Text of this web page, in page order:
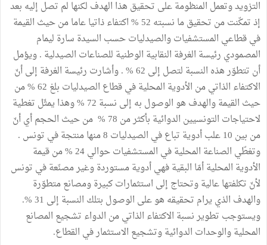
التزويد وتعمل المنظومة على تحقيق هذا الهدف لكنها لم تصل إليه بعد
إذ تمكّنت من تحقيق ما نسبته 52 % اكتفاء ذاتيا عاما من حيث القيمة
في قطاعي المستشفيات والصيدليات حسب السيدة سارة ليمام
المصمودي رئيسة الغرفة النقابية الوطنية للصناعات الصيدلية . ويؤمل
أن تتطوّر هذه النسبة لتصل إلى 62 % . وأشارت رئيسة الغرفة إلى أنّ
الاكتفاء الذاتي من الأدوية المحلية في قطاع الصيدليات بلغ 62 % من
حيث القيمة والهدف هو الوصول به إلى نسبة 72 % وهذا يمثّل تغطية
لاحتياجات التونسيين الدوائية بأكثر من 78 % من حيث الحجم أي أنّ
من بين 10 علب أدوية تباع في الصيدليات 8 منها منتجة في تونس .
وتغطّي الصناعة المحلية في المستشفيات حوالي 24 % من قيمة
الأدوية المحلية أمّا البقية فهي أدوية مستوردة وغير مصنّعة في تونس
لأنّ تكلفتها عالية وتحتاج إلى استثمارات كبيرة ومصانع متطوّرة
والهدف الذي يرام تحقيقه هو على الوصول بتلك النسبة إلى 31 %.
ويستوجب تطوير نسبة الاكتفاء الذاتي من الدواء تشجيع المصانع
المحلية والوحدات الدوائية وتشجيع الاستثمار في القطاع.